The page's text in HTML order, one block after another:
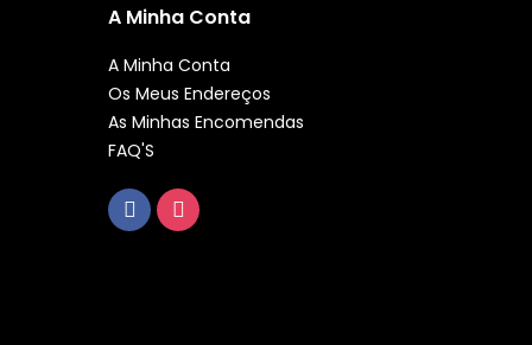
A Minha Conta
A Minha Conta
Os Meus Endereços
As Minhas Encomendas
FAQ'S